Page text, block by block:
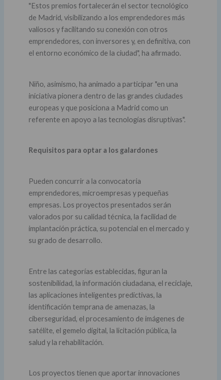
"Estos premios fortalecerán el sector tecnológico
de Madrid, visibilizando a los emprendedores más
valiosos y facilitando su conexión con otros
emprendedores, con inversores y, en definitiva, con
el entorno económico de la ciudad", ha afirmado.
Niño, asimismo, ha animado a participar "en una
iniciativa pionera dentro de las grandes ciudades
europeas y que posiciona a Madrid como un
referente en apoyo a las tecnologías disruptivas".
Requisitos para optar a los galardones
Pueden concurrir a la convocatoria
emprendedores, microempresas y pequeñas
empresas. Los proyectos presentados serán
valorados por su calidad técnica, la facilidad de
implantación práctica, su potencial en el mercado y
su grado de desarrollo.
Entre las categorías establecidas, figuran la
sostenibilidad, la información ciudadana, el reciclaje,
las aplicaciones inteligentes predictivas, la
identificación temprana de amenazas, la
ciberseguridad, el procesamiento de imágenes de
satélite, el gemelo digital, la licitación pública, la
salud y la rehabilitación.
Los proyectos tienen que aportar innovaciones